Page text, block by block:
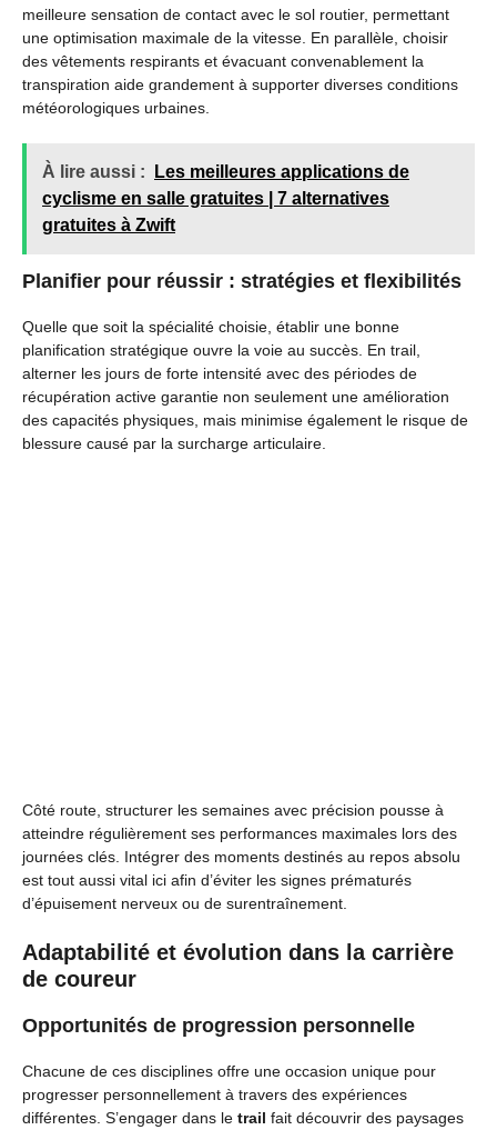
meilleure sensation de contact avec le sol routier, permettant
une optimisation maximale de la vitesse. En parallèle, choisir
des vêtements respirants et évacuant convenablement la
transpiration aide grandement à supporter diverses conditions
météorologiques urbaines.
À lire aussi :
Les meilleures applications de
cyclisme en salle gratuites | 7 alternatives
gratuites à Zwift
Planifier pour réussir : stratégies et flexibilités
Quelle que soit la spécialité choisie, établir une bonne
planification stratégique ouvre la voie au succès. En trail,
alterner les jours de forte intensité avec des périodes de
récupération active garantie non seulement une amélioration
des capacités physiques, mais minimise également le risque de
blessure causé par la surcharge articulaire.
Côté route, structurer les semaines avec précision pousse à
atteindre régulièrement ses performances maximales lors des
journées clés. Intégrer des moments destinés au repos absolu
est tout aussi vital ici afin d’éviter les signes prématurés
d’épuisement nerveux ou de surentraînement.
Adaptabilité et évolution dans la carrière
de coureur
Opportunités de progression personnelle
Chacune de ces disciplines offre une occasion unique pour
progresser personnellement à travers des expériences
différentes. S’engager dans le trail fait découvrir des paysages